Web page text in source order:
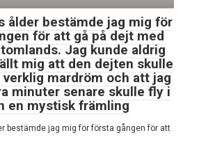
ålder bestämde jag mig för
för att gå på dejt med
Jag kunde aldrig
mig att den dejten skulle
mardröm och att jag
minuter senare skulle fly i
en mystisk främling
bestämde jag mig för första gången för att